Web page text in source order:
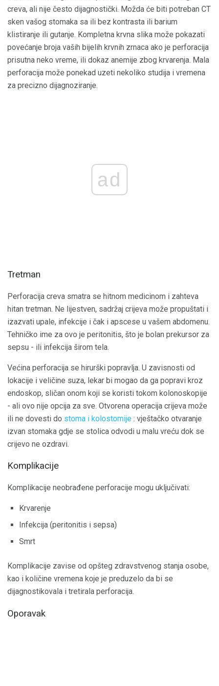
creva, ali nije često dijagnostički. Možda će biti potreban CT
sken vašog stomaka sa ili bez kontrasta ili barium
klistiranje ili gutanje. Kompletna krvna slika može pokazati
povećanje broja vaših bijelih krvnih zrnaca ako je perforacija
prisutna neko vreme, ili dokaz anemije zbog krvarenja. Mala
perforacija može ponekad uzeti nekoliko studija i vremena
za precizno dijagnoziranje.
ad
Tretman
Perforacija creva smatra se hitnom medicinom i zahteva
hitan tretman. Ne lijestven, sadržaj crijeva može propuštati i
izazvati upale, infekcije i čak i apscese u vašem abdomenu.
Tehničko ime za ovo je peritonitis, što je bolan prekursor za
sepsu - ili infekcija širom tela.
Većina perforacija se hirurški popravlja. U zavisnosti od
lokacije i veličine suza, lekar bi mogao da ga popravi kroz
endoskop, sličan onom koji se koristi tokom kolonoskopije
- ali ovo nije opcija za sve. Otvorena operacija crijeva može
ili ne dovesti do stoma i kolostomije : vještačko otvaranje
izvan stomaka gdje se stolica odvodi u malu vreću dok se
crijevo ne ozdravi.
Komplikacije
Komplikacije neobrađene perforacije mogu uključivati:
Krvarenje
Infekcija (peritonitis i sepsa)
Smrt
Komplikacije zavise od opšteg zdravstvenog stanja osobe,
kao i količine vremena koje je preduzelo da bi se
dijagnostikovala i tretirala perforacija.
Oporavak